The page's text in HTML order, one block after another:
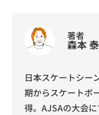
著者
森本
日本スケートシー
期からスケートボ
得。AJSAの大会